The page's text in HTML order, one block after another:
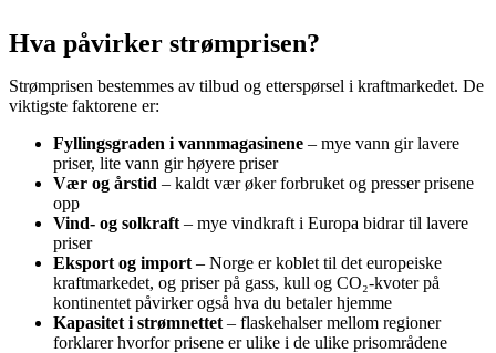
Hva påvirker strømprisen?
Strømprisen bestemmes av tilbud og etterspørsel i kraftmarkedet. De
viktigste faktorene er:
Fyllingsgraden i vannmagasinene – mye vann gir lavere
priser, lite vann gir høyere priser
Vær og årstid – kaldt vær øker forbruket og presser prisene
opp
Vind- og solkraft – mye vindkraft i Europa bidrar til lavere
priser
Eksport og import – Norge er koblet til det europeiske
kraftmarkedet, og priser på gass, kull og CO₂-kvoter på
kontinentet påvirker også hva du betaler hjemme
Kapasitet i strømnettet – flaskehalser mellom regioner
forklarer hvorfor prisene er ulike i de ulike prisområdene